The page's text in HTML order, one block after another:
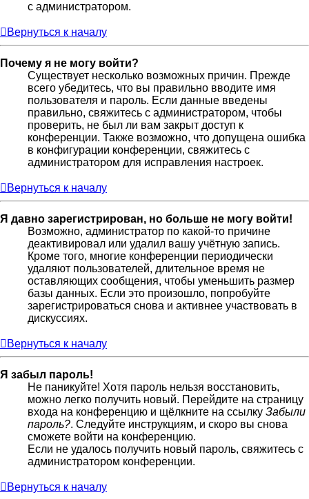
с администратором.
Вернуться к началу
Почему я не могу войти?
Существует несколько возможных причин. Прежде
всего убедитесь, что вы правильно вводите имя
пользователя и пароль. Если данные введены
правильно, свяжитесь с администратором, чтобы
проверить, не был ли вам закрыт доступ к
конференции. Также возможно, что допущена ошибка
в конфигурации конференции, свяжитесь с
администратором для исправления настроек.
Вернуться к началу
Я давно зарегистрирован, но больше не могу войти!
Возможно, администратор по какой-то причине
деактивировал или удалил вашу учётную запись.
Кроме того, многие конференции периодически
удаляют пользователей, длительное время не
оставляющих сообщения, чтобы уменьшить размер
базы данных. Если это произошло, попробуйте
зарегистрироваться снова и активнее участвовать в
дискуссиях.
Вернуться к началу
Я забыл пароль!
Не паникуйте! Хотя пароль нельзя восстановить,
можно легко получить новый. Перейдите на страницу
входа на конференцию и щёлкните на ссылку Забыли
пароль?. Следуйте инструкциям, и скоро вы снова
сможете войти на конференцию.
Если не удалось получить новый пароль, свяжитесь с
администратором конференции.
Вернуться к началу